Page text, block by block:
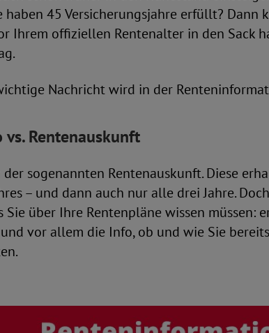
haben 45 Versicherungsjahre erfüllt? Dann
Ihrem offiziellen Rentenalter in den Sack
Nachricht wird in der
vs. Rentenauskunft
sogenannten Rentenauskunft. Diese
– und dann auch nur alle drei Jahre.
Sie über Ihre Rentenpläne wissen
vor allem die Info, ob und wie Sie